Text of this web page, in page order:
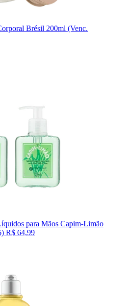
Brésil 200ml (Venc.
para Mãos Capim-Limão
R$ 64,99